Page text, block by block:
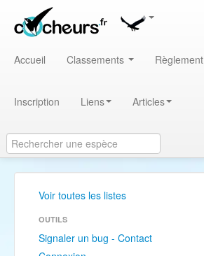
Accueil Classements Règlement
Inscription Liens Articles
Voir toutes les listes
OUTILS
Signaler un bug - Contact